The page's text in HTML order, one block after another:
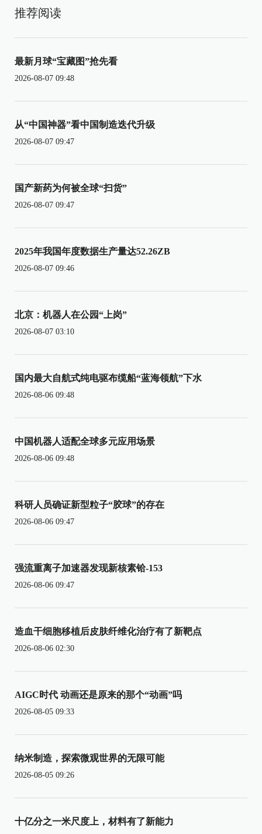
推荐阅读
最新月球“宝藏图”抢先看
2026-08-07 09:48
从“中国神器”看中国制造迭代升级
2026-08-07 09:47
国产新药为何被全球“扫货”
2026-08-07 09:47
2025年我国年度数据生产量达52.26ZB
2026-08-07 09:46
北京：机器人在公园“上岗”
2026-08-07 03:10
国内最大自航式纯电驱布缆船“蓝海领航”下水
2026-08-06 09:48
中国机器人适配全球多元应用场景
2026-08-06 09:48
科研人员确证新型粒子“胶球”的存在
2026-08-06 09:47
强流重离子加速器发现新核素铪-153
2026-08-06 09:47
造血干细胞移植后皮肤纤维化治疗有了新靶点
2026-08-06 02:30
AIGC时代 动画还是原来的那个“动画”吗
2026-08-05 09:33
纳米制造，探索微观世界的无限可能
2026-08-05 09:26
十亿分之一米尺度上，材料有了新能力